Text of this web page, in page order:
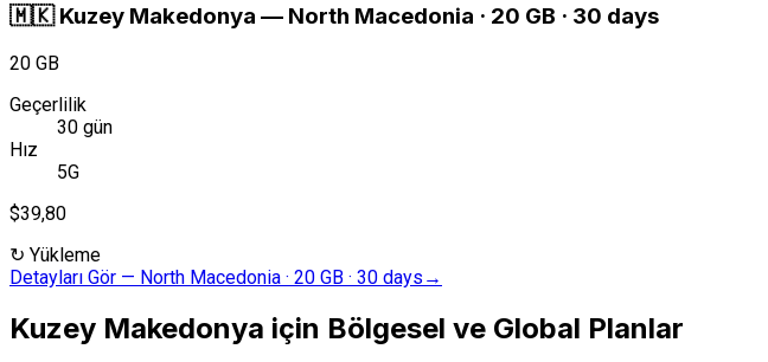
🇲🇰 Kuzey Makedonya — North Macedonia · 20 GB · 30 days
20 GB
Geçerlilik
30 gün
Hız
5G
$39,80
↻ Yükleme
Detayları Gör — North Macedonia · 20 GB · 30 days →
Kuzey Makedonya için Bölgesel ve Global Planlar